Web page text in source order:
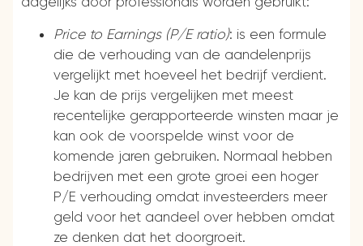
Price to Earnings (P/E ratio): is een formule
die de verhouding van de aandelenprijs
vergelijkt met hoeveel het bedrijf verdient.
Je kan de prijs vergelijken met meest
recentelijke gerapporteerde winsten maar je
kan ook de voorspelde winst voor de
komende jaren gebruiken. Normaal hebben
bedrijven met een grote groei een hoger
P/E verhouding omdat investeerders meer
geld voor het aandeel over hebben omdat
ze denken dat het doorgroeit.